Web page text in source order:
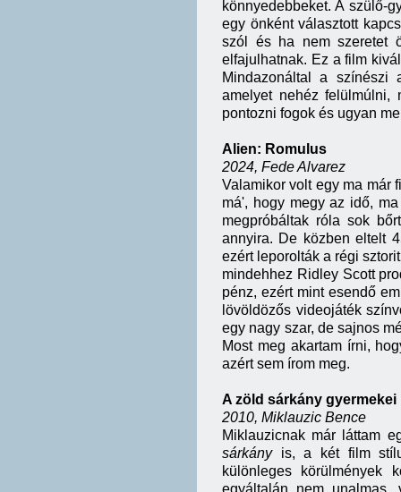
könnyedebbeket. A szülő-
egy önként választott
szól és ha nem szeretet
elfajulhatnak. Ez a film
Mindazonáltal a színészi
amelyet nehéz
pontozni fogok és ugyan
Alien: Romulus
2024, Fede Alvarez
Valamikor volt egy ma már
má', hogy megy az idő,
megpróbáltak róla sok
annyira. De közben eltelt
ezért leporolták a régi
mindehhez Ridley Scott
pénz, ezért mint esendő
lövöldözős videojáték
egy nagy szar, de sajnos
Most meg akartam írni,
azért sem írom meg.
A zöld sárkány gyermekei
2010, Miklauzic Bence
Miklauzicnak már láttam
sárkányis, a két film
különleges körülmények
egyáltalán nem